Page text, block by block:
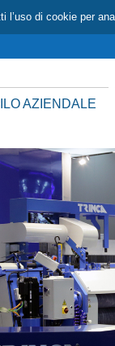
l’uso di cookie per
AZIENDALE